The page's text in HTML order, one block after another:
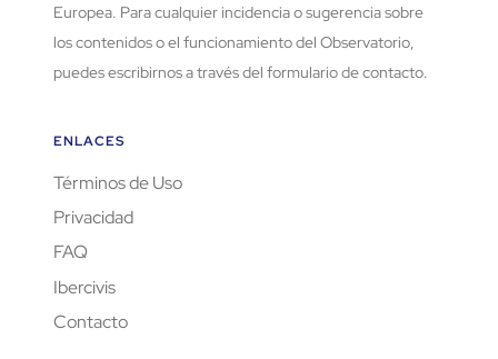
Europea. Para cualquier incidencia o sugerencia sobre
los contenidos o el funcionamiento del Observatorio,
puedes escribirnos a través del formulario de contacto.
ENLACES
Términos de Uso
Privacidad
FAQ
Ibercivis
Contacto